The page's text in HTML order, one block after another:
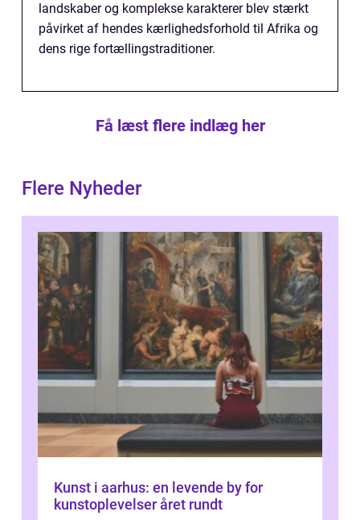
landskaber og komplekse karakterer blev stærkt
påvirket af hendes kærlighedsforhold til Afrika og
dens rige fortællingstraditioner.
Få læst flere indlæg her
Flere Nyheder
Kunst i aarhus: en levende by for
kunstoplevelser året rundt